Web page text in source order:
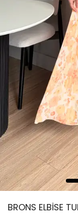
BRONS ELBİSE